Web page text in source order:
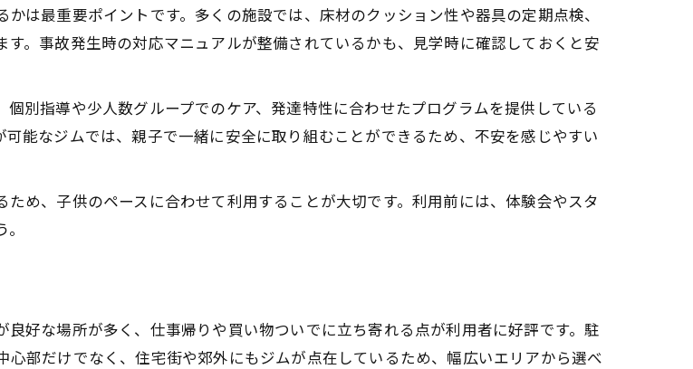
は最重要ポイントです。多くの施設では、床材のクッション性や器具の定期点検、
。事故発生時の対応マニュアルが整備されているかも、見学時に確認しておくと安
別指導や少人数グループでのケア、発達特性に合わせたプログラムを提供している
能なジムでは、親子で一緒に安全に取り組むことができるため、不安を感じやすい
め、子供のペースに合わせて利用することが大切です。利用前には、体験会やスタ
好な場所が多く、仕事帰りや買い物ついでに立ち寄れる点が利用者に好評です。駐
部だけでなく、住宅街や郊外にもジムが点在しているため、幅広いエリアから選べ